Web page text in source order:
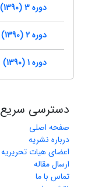
دوره 3 (1390)
دوره 2 (1390)
دوره 1 (1390)
دسترسی سریع
صفحه اصلی
درباره نشریه
اعضای هیات تحریریه
ارسال مقاله
تماس با ما